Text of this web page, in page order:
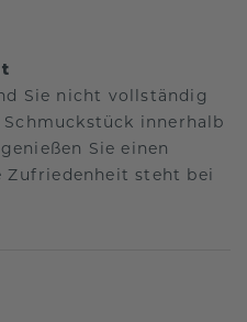
Sie nicht vollständig
innerhalb
Sie einen
Zufriedenheit steht bei